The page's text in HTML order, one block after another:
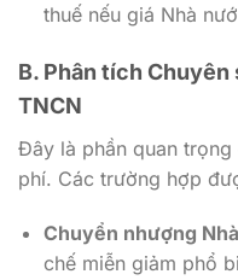
thuế nếu giá Nhà
B. Phân tích
TNCN
Đây là phần quan
phí. Các trường hợp
Chuyển nhượng
chế miễn giảm phổ